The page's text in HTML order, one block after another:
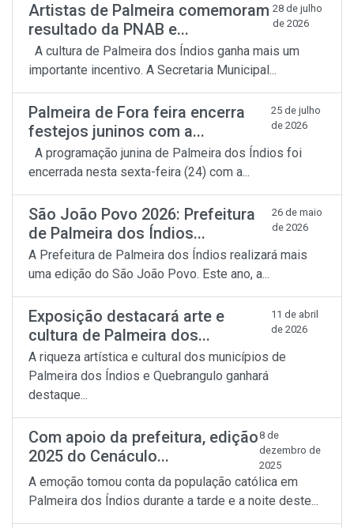
Artistas de Palmeira comemoram
resultado da PNAB e...
28 de julho
de 2026
A cultura de Palmeira dos Índios ganha mais um
importante incentivo. A Secretaria Municipal...
Palmeira de Fora feira encerra
festejos juninos com a...
25 de julho
de 2026
A programação junina de Palmeira dos Índios foi
encerrada nesta sexta-feira (24) com a...
São João Povo 2026: Prefeitura
de Palmeira dos Índios...
26 de maio
de 2026
A Prefeitura de Palmeira dos Índios realizará mais
uma edição do São João Povo. Este ano, a...
Exposição destacará arte e
cultura de Palmeira dos...
11 de abril
de 2026
A riqueza artística e cultural dos municípios de
Palmeira dos Índios e Quebrangulo ganhará
destaque...
Com apoio da prefeitura, edição
2025 do Cenáculo...
8 de
dezembro de
2025
A emoção tomou conta da população católica em
Palmeira dos Índios durante a tarde e a noite deste...